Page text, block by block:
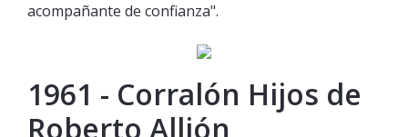
acompañante de confianza".
1961 - Corralón Hijos de
Roberto Allión